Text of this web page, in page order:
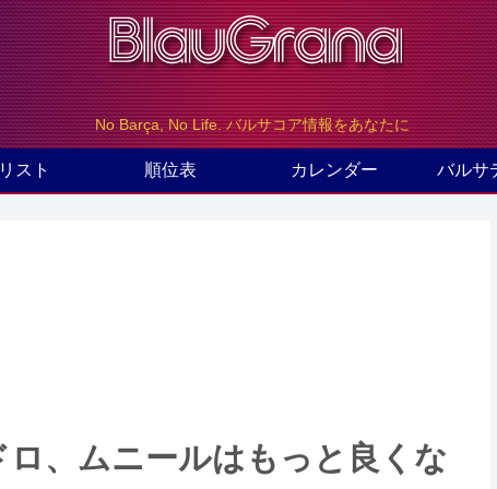
No Barça, No Life. バルサコア情報をあなたに
スト 順位表 カレンダー バルサ
、ムニールはもっと良くな